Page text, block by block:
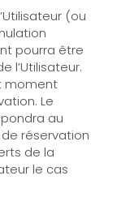
(ou
pourra être
l’Utilisateur.
moment
Le
au
réservation
de la
le cas